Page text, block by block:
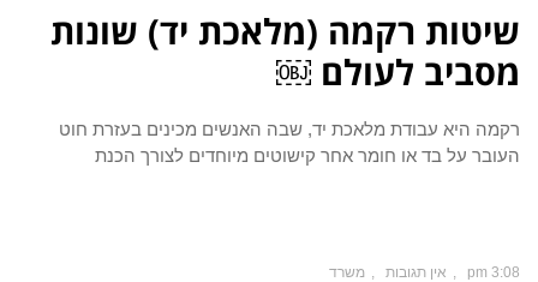
שיטות רקמה (מלאכת יד) שונות
מסביב לעולם ￼
רקמה היא עבודת מלאכת יד, שבה האנשים מכינים בעזרת חוט
העובר על בד או חומר אחר קישוטים מיוחדים לצורך הכנת
3:08 pm אין תגובות משרד